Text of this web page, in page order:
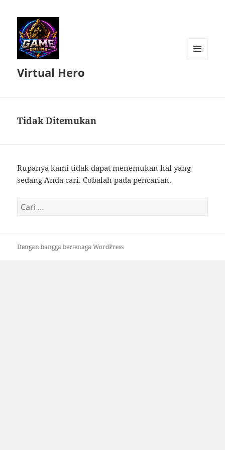
Virtual Hero
Tidak Ditemukan
Rupanya kami tidak dapat menemukan hal yang
sedang Anda cari. Cobalah pada pencarian.
Cari
untuk:
Dengan bangga bertenaga WordPress